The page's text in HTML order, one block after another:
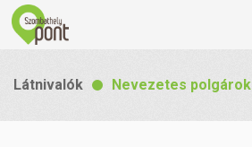
Látnivalók Nevezetes polgárok